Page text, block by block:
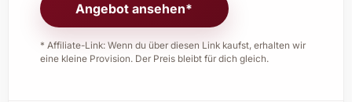
Angebot ansehen*
* Affiliate-Link: Wenn du über diesen Link kaufst, erhalten wir
eine kleine Provision. Der Preis bleibt für dich gleich.